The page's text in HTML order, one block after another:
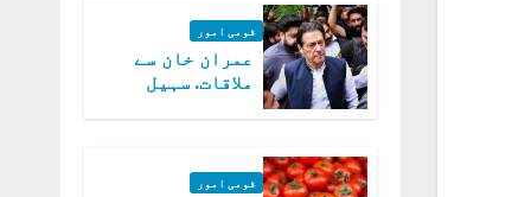
قومی امور
عمران خان سے
ملاقات. سہیل
قومی امور